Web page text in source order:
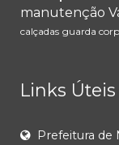
manutenção
calçadas guarda
Links Úteis
Prefeitura de